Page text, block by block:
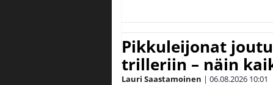
Pikkuleijonat
trilleriin – näin
Lauri Saastamoinen | 06.08.2026 10:01